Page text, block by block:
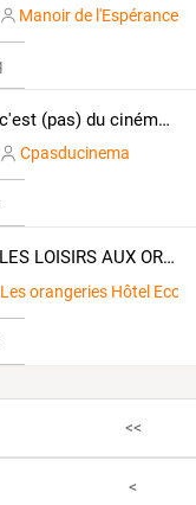
Manoir de l'Espérance
c'est (pas) du cinéma ... en Rhône Alpes
Cpasducinema
LES LOISIRS AUX ORANGERIES
Les orangeries Hôtel
<<
<